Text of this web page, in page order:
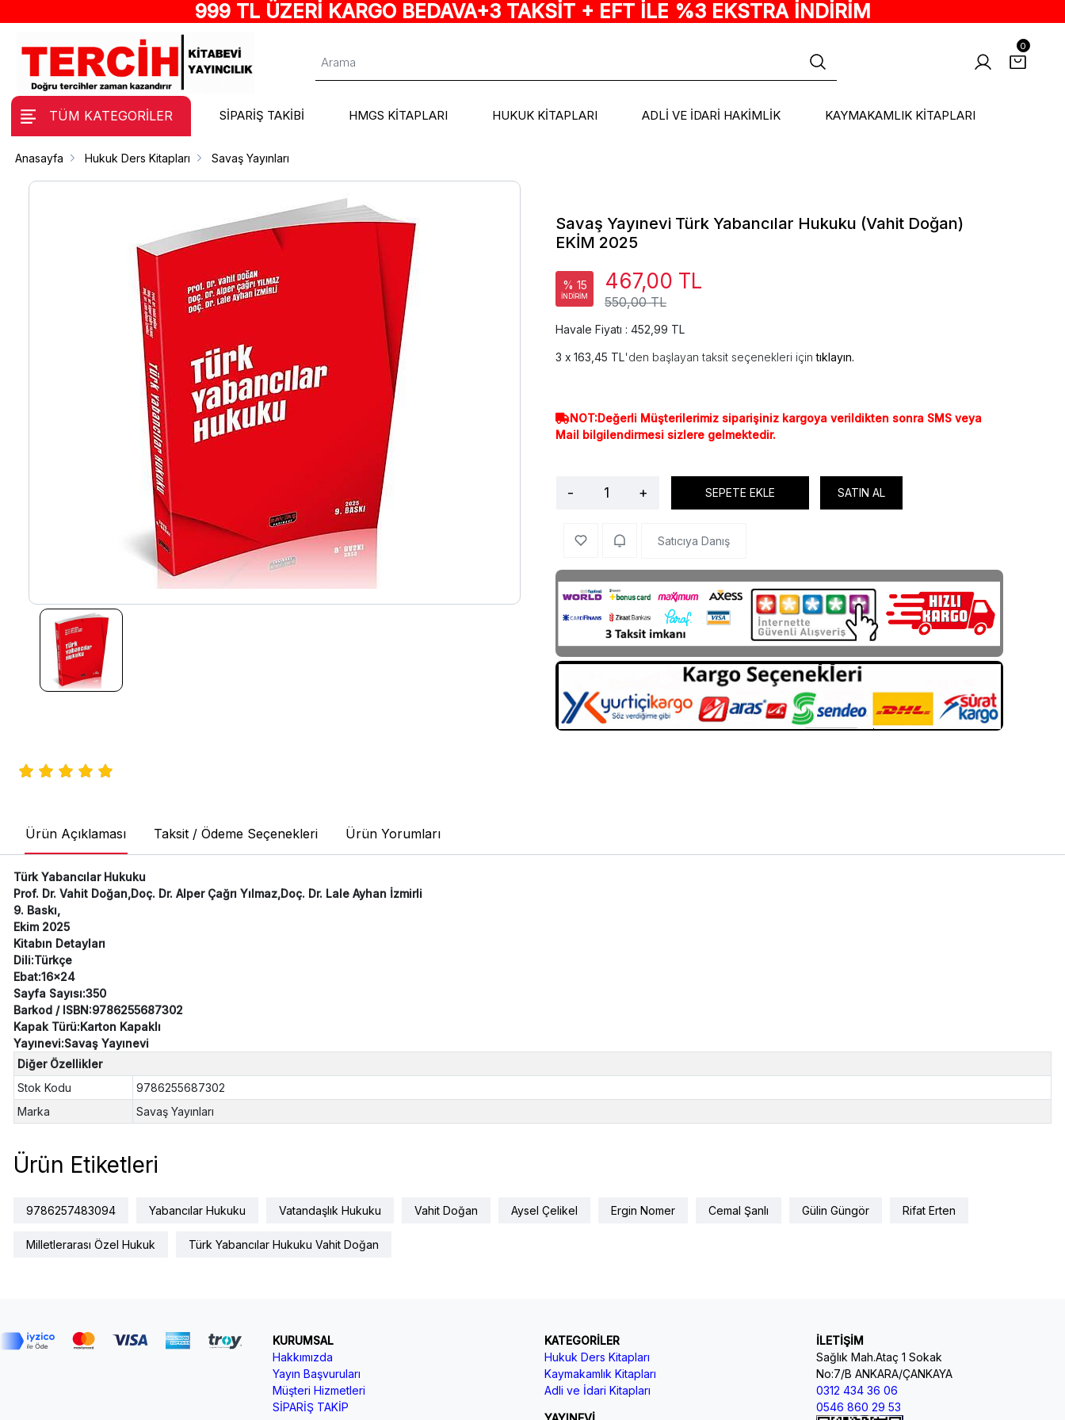
999 TL ÜZERİ KARGO BEDAVA+3 TAKSİT + EFT İLE %3 EKSTRA İNDİRİM
0
TÜM KATEGORİLER SİPARİŞ TAKİBİ HMGS KİTAPLARI HUKUK KİTAPLARI ADLİ VE İDARİ HAKİMLİK KAYMAKAMLIK KİTAPLARI
Anasayfa Hukuk Ders Kitapları Savaş Yayınları
Savaş Yayınevi Türk Yabancılar Hukuku (Vahit Doğan)
EKİM 2025
% 15
İNDİRİM 550,00 TL
467,00 TL
Havale Fiyatı : 452,99 TL
163,45 TL'den başlayan taksit seçenekleri içintıklayın.
NOT:Değerli Müşterilerimiz siparişiniz kargoya verildikten sonra SMS veya
Mail bilgilendirmesi sizlere gelmektedir.
- + SEPETE EKLE SATIN AL
Satıcıya Danış
Ürün Açıklaması Taksit / Ödeme Seçenekleri Ürün Yorumları
Türk Yabancılar Hukuku
Prof. Dr. Vahit Doğan,Doç. Dr. Alper Çağrı Yılmaz,Doç. Dr. Lale Ayhan İzmirli
9. Baskı,
Ekim 2025
Kitabın Detayları
Dili:Türkçe
Ebat:16x24
Sayfa Sayısı:350
Barkod / ISBN:9786255687302
Kapak Türü:Karton Kapaklı
Yayınevi:Savaş Yayınevi
Diğer Özellikler
Stok Kodu
9786255687302
Marka
Savaş Yayınları
Ürün Etiketleri
9786257483094 Yabancılar Hukuku Vatandaşlık Hukuku Vahit Doğan Aysel Çelikel Ergin Nomer Cemal Şanlı Gülin Güngör Rifat Erten
Milletlerarası Özel Hukuk Türk Yabancılar Hukuku Vahit Doğan
KURUMSAL
Hakkımızda
Yayın Başvuruları
Müşteri Hizmetleri
SİPARİŞ TAKİP
KATEGORİLER
Hukuk Ders Kitapları
Kaymakamlık Kitapları
Adli ve İdari Kitapları
İLETİŞİM
Sağlık Mah.Ataç 1 Sokak
No:7/B ANKARA/ÇANKAYA
0312 434 36 06
0546 860 29 53